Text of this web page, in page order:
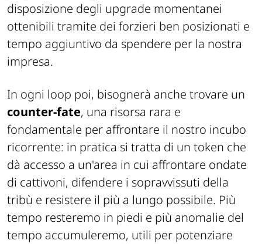
disposizione degli upgrade momentanei
ottenibili tramite dei forzieri ben posizionati e
tempo aggiuntivo da spendere per la nostra
impresa.
In ogni loop poi, bisognerà anche trovare un
counter-fate, una risorsa rara e
fondamentale per affrontare il nostro incubo
ricorrente: in pratica si tratta di un token che
dà accesso a un'area in cui affrontare ondate
di cattivoni, difendere i sopravvissuti della
tribù e resistere il più a lungo possibile. Più
tempo resteremo in piedi e più anomalie del
tempo accumuleremo, utili per potenziare